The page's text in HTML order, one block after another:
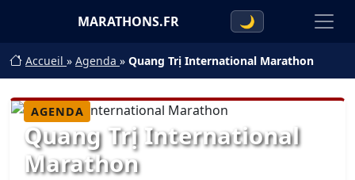
MARATHONS.FR 🌙
Accueil » Agenda » Quang Trị International Marathon
AGENDA
Quang Trị International
Marathon